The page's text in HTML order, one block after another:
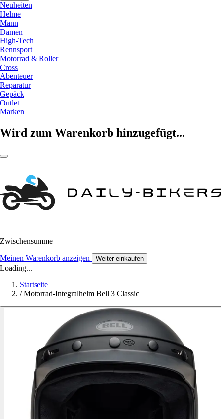
Neuheiten
Helme
Mann
Damen
High-Tech
Rennsport
Motorrad & Roller
Cross
Abenteuer
Reparatur
Gepäck
Outlet
Marken
Wird zum Warenkorb hinzugefügt...
Zwischensumme
Meinen Warenkorb anzeigen Weiter einkaufen
Loading...
Startseite
/ Motorrad-Integralhelm Bell 3 Classic